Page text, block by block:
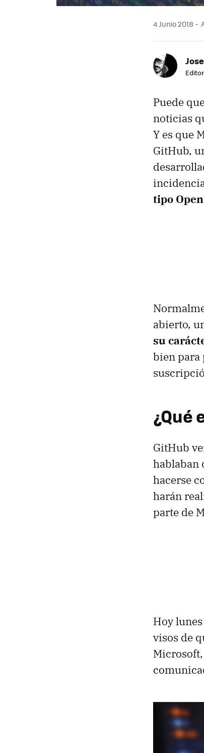
4 Junio 2018
Puede
noticias
Y es que
GitHub,
tipo
abierto,
su
bien para
¿Qué
GitHub
hablaban
hacerse
harán
parte de
Hoy
visos de